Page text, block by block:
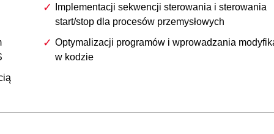
Implementacji sekwencji sterowania i sterowania
start/stop dla procesów przemysłowych
Optymalizacji programów i wprowadzania
w kodzie